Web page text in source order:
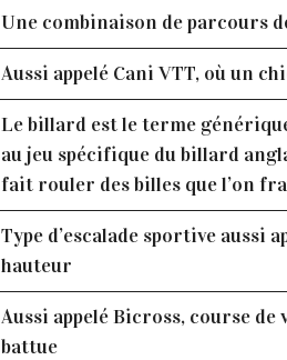
Une combinaison de parcours
Aussi appelé Cani VTT, où un
Le billard est le terme
au jeu spécifique du billard
fait rouler des billes que l’on
Type d’escalade sportive aussi
hauteur
Aussi appelé Bicross, course
battue